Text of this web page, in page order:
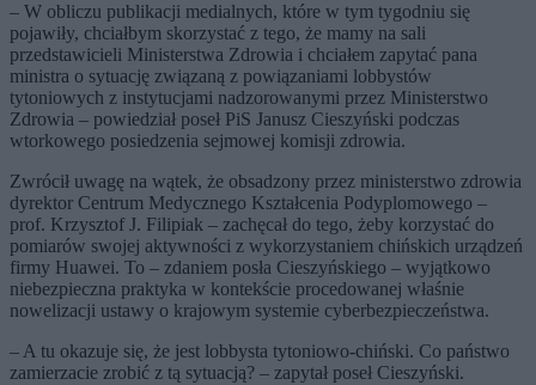
– W obliczu publikacji medialnych, które w tym tygodniu się
pojawiły, chciałbym skorzystać z tego, że mamy na sali
przedstawicieli Ministerstwa Zdrowia i chciałem zapytać pana
ministra o sytuację związaną z powiązaniami lobbystów
tytoniowych z instytucjami nadzorowanymi przez Ministerstwo
Zdrowia – powiedział poseł PiS Janusz Cieszyński podczas
wtorkowego posiedzenia sejmowej komisji zdrowia.
Zwrócił uwagę na wątek, że obsadzony przez ministerstwo zdrowia
dyrektor Centrum Medycznego Kształcenia Podyplomowego –
prof. Krzysztof J. Filipiak – zachęcał do tego, żeby korzystać do
pomiarów swojej aktywności z wykorzystaniem chińskich urządzeń
firmy Huawei. To – zdaniem posła Cieszyńskiego – wyjątkowo
niebezpieczna praktyka w kontekście procedowanej właśnie
nowelizacji ustawy o krajowym systemie cyberbezpieczeństwa.
– A tu okazuje się, że jest lobbysta tytoniowo-chiński. Co państwo
zamierzacie zrobić z tą sytuacją? – zapytał poseł Cieszyński.